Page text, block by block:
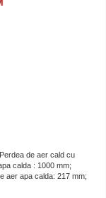
de aer cald cu
calda : 1000 mm;
aer apa calda: 217 mm;